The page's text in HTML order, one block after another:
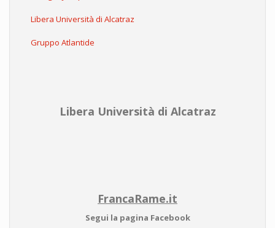
Libera Università di Alcatraz
Gruppo Atlantide
Libera Università di Alcatraz
FrancaRame.it
Segui la pagina Facebook